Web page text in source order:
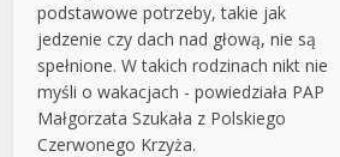
podstawowe potrzeby, takie jak
jedzenie czy dach nad głową, nie są
spełnione. W takich rodzinach nikt nie
myśli o wakacjach - powiedziała PAP
Małgorzata Szukała z Polskiego
Czerwonego Krzyża.